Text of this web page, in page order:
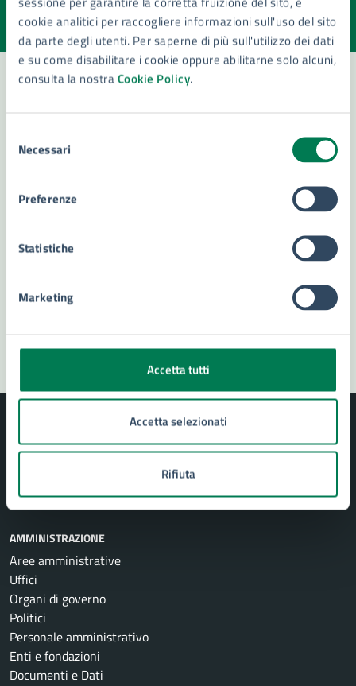
cookie analitici per raccogliere informazioni sull'uso del sito
da parte degli utenti. Per saperne di più sull'utilizzo dei dati
e su come disabilitare i cookie oppure abilitarne solo alcuni,
consulta la nostraCookie Policy.
delNecessari
Preferenze
Statistiche
Marketing
Accetta tutti
Accetta selezionati
Rifiuta
Valuta la chiarezza delle informazioni (da 1 a 5 stelle)
Seleziona il numero di stelle per valutare la chiarezza delle
Valuta 5 stelle su 5
Valuta 4 stelle su 5
Valuta 3 stelle su 5
Valuta 2 stelle su 5
Valuta 1 stelle su 5
Leggi le domande frequenti
Prenota appuntamento
Problemi in città
AMMINISTRAZIONE
Aree amministrative
Uffici
Organi di governo
Politici
Personale amministrativo
Enti e fondazioni
Documenti e Dati